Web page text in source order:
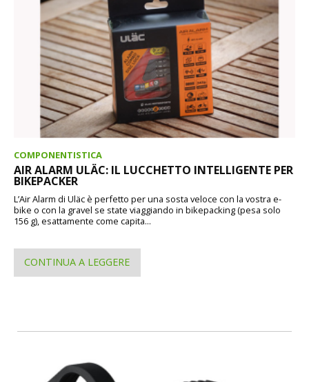
COMPONENTISTICA
AIR ALARM ULÄC: IL LUCCHETTO INTELLIGENTE PER
BIKEPACKER
L’Air Alarm di Uläc è perfetto per una sosta veloce con la vostra e-
bike o con la gravel se state viaggiando in bikepacking (pesa solo
156 g), esattamente come capita...
CONTINUA A LEGGERE